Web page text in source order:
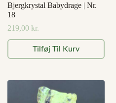
Bjergkrystal Babydrage | Nr.
18
219,00 kr.
Tilføj Til Kurv